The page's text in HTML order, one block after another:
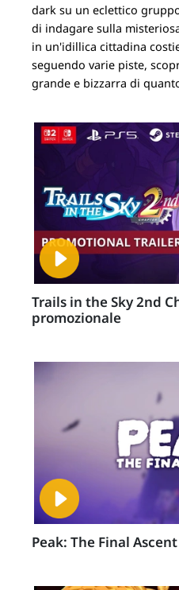
dark su un eclettico
di indagare sulla
in un'idillica cittadina
seguendo varie piste,
grande e bizzarra di
Trails in the Sky 2nd
promozionale
Peak: The Final